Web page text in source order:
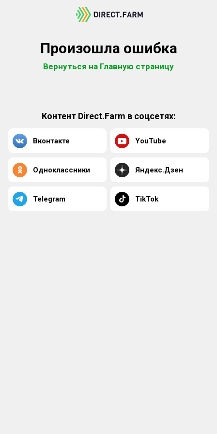
Произошла ошибка
Вернуться на Главную страницу
Контент Direct.Farm в соцсетях:
Вконтакте YouTube
Одноклассники Яндекс.Дзен
Telegram TikTok